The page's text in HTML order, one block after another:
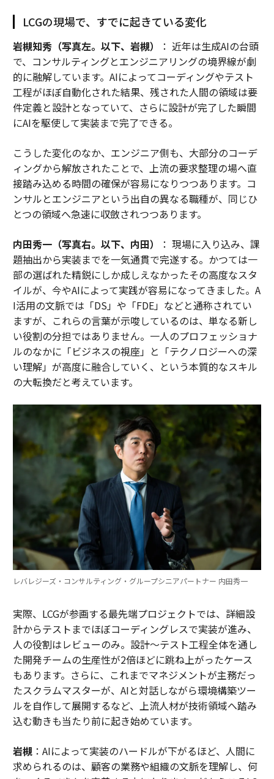
LCGの現場で、すでに起きている変化
岩槻知秀（写真左。以下、岩槻）
： 近年は生成AIの台頭
で、コンサルティングとエンジニアリングの境界線が劇
的に融解しています。AIによってコーディングやテスト
工程がほぼ自動化された結果、残された人間の領域は要
件定義と設計となっていて、さらに設計が完了した瞬間
にAIを駆使して実装まで完了できる。
こうした変化のなか、エンジニア側も、大部分のコーデ
ィングから解放されたことで、上流の要求整理の場へ直
接踏み込める時間の確保が容易になりつつあります。コ
ンサルとエンジニアという出自の異なる職種が、同じひ
とつの領域へ急速に収斂されつつあります。
内田秀一（写真右。以下、内田）
： 現場に入り込み、課
題抽出から実装までを一気通貫で完遂する。かつては一
部の選ばれた精鋭にしか成しえなかったその高度なスタ
イルが、今やAIによって実践が容易になってきました。A
I活用の文脈では「DS」や「FDE」などと通称されてい
ますが、これらの言葉が示唆しているのは、単なる新し
い役割の分担ではありません。一人のプロフェッショナ
ルのなかに「ビジネスの視座」と「テクノロジーへの深
い理解」が高度に融合していく、という本質的なスキル
の大転換だと考えています。
レバレジーズ・コンサルティング・グループシニアパートナー 内田秀一
実際、LCGが参画する最先端プロジェクトでは、詳細設
計からテストまでほぼコーディングレスで実装が進み、
人の役割はレビューのみ。設計～テスト工程全体を通し
た開発チームの生産性が2倍ほどに跳ね上がったケース
もあります。さらに、これまでマネジメントが主務だっ
たスクラムマスターが、AIと対話しながら環境構築ツー
ルを自作して展開するなど、上流人材が技術領域へ踏み
込む動きも当たり前に起き始めています。
岩槻：AIによって実装のハードルが下がるほど、人間に
求められるのは、顧客の業務や組織の文脈を理解し、何